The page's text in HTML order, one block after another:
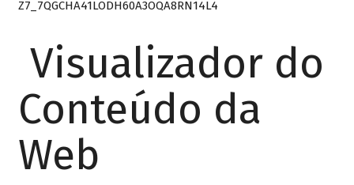
Z7_7QGCHA41LODH60A3OQA8RN14L4
Visualizador do
Conteúdo da
Web